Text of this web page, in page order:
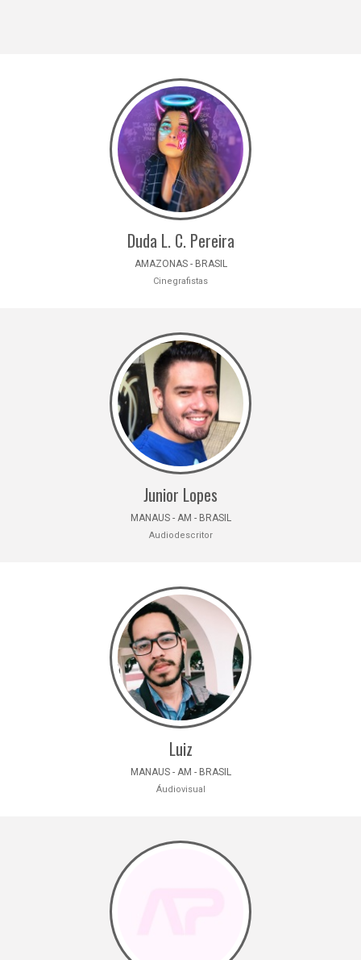
Duda L. C. Pereira
AMAZONAS - BRASIL
Cinegrafistas
Junior Lopes
MANAUS - AM - BRASIL
Audiodescritor
Luiz
MANAUS - AM - BRASIL
Áudiovisual